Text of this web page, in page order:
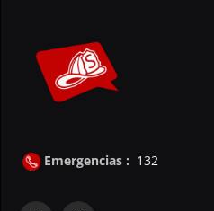
Emergencias : 132